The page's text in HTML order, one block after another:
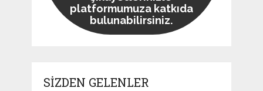
platformumuza katkıda
bulunabilirsiniz.
SİZDEN GELENLER